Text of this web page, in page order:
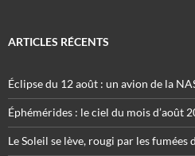
ARTICLES RÉCENTS
Éclipse du 12 août : un avion de la
Éphémérides : le ciel du mois d’août
Le Soleil se lève, rougi par les fumées